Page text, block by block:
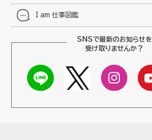
I am 仕事図鑑
SNSで最新のお知らせを
受け取りませんか？